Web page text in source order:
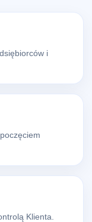
i
Klienta.